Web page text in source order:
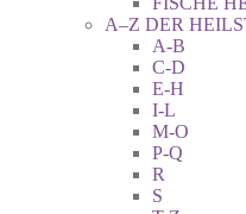
A–Z DER
A-B
C-D
E-H
I-L
M-O
P-Q
R
S